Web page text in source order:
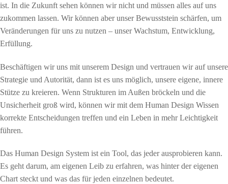
ist. In die Zukunft sehen können wir nicht und müssen alles auf uns
zukommen lassen. Wir können aber unser Bewusststein schärfen, um
Veränderungen für uns zu nutzen – unser Wachstum, Entwicklung,
Erfüllung.
Beschäftigen wir uns mit unserem Design und vertrauen wir auf unsere
Strategie und Autorität, dann ist es uns möglich, unsere eigene, innere
Stütze zu kreieren. Wenn Strukturen im Außen bröckeln und die
Unsicherheit groß wird, können wir mit dem Human Design Wissen
korrekte Entscheidungen treffen und ein Leben in mehr Leichtigkeit
führen.
Das Human Design System ist ein Tool, das jeder ausprobieren kann.
Es geht darum, am eigenen Leib zu erfahren, was hinter der eigenen
Chart steckt und was das für jeden einzelnen bedeutet.